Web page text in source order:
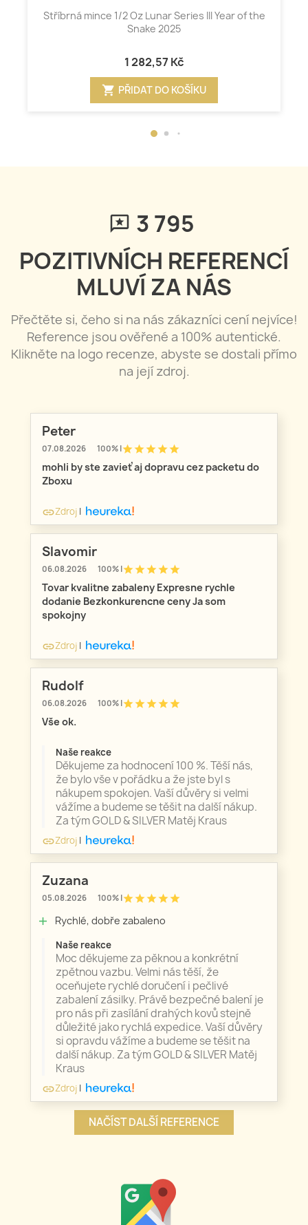
Stříbrná mince 1/2 Oz Lunar Series III Year of the
Snake 2025
1 282,57 Kč
shopping_cart PŘIDAT DO KOŠÍKU
3 795
POZITIVNÍCH REFERENCÍ
MLUVÍ ZA NÁS
Přečtěte si, čeho si na nás zákazníci cení nejvíce!
Reference jsou ověřené a 100% autentické.
Klikněte na logo recenze, abyste se dostali přímo
na její zdroj.
Peter
07.08.2026 100% |starstarstarstarstar
mohli by ste zavieť aj dopravu cez packetu do
Zboxu
linkZdroj |
Slavomir
06.08.2026 100% |starstarstarstarstar
Tovar kvalitne zabaleny Expresne rychle
dodanie Bezkonkurencne ceny Ja som
spokojny
linkZdroj |
Rudolf
06.08.2026 100% |starstarstarstarstar
Vše ok.
Naše reakce
Děkujeme za hodnocení 100 %. Těší nás,
že bylo vše v pořádku a že jste byl s
nákupem spokojen. Vaší důvěry si velmi
vážíme a budeme se těšit na další nákup.
Za tým GOLD & SILVER Matěj Kraus
linkZdroj |
Zuzana
05.08.2026 100% |starstarstarstarstar
add Rychlé, dobře zabaleno
Naše reakce
Moc děkujeme za pěknou a konkrétní
zpětnou vazbu. Velmi nás těší, že
oceňujete rychlé doručení i pečlivé
zabalení zásilky. Právě bezpečné balení je
pro nás při zasílání drahých kovů stejně
důležité jako rychlá expedice. Vaší důvěry
si opravdu vážíme a budeme se těšit na
další nákup. Za tým GOLD & SILVER Matěj
Kraus
linkZdroj |
NAČÍST DALŠÍ REFERENCE